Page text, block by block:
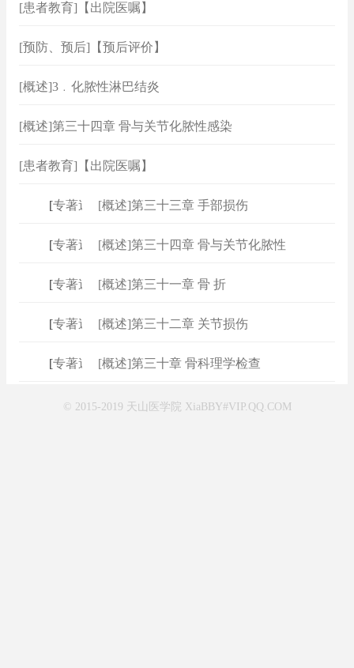
[患者教育]【出院医嘱】
[预防、预后]【预后评价】
[概述]3﹒化脓性淋巴结炎
[概述]第三十四章 骨与关节化脓性感染
[患者教育]【出院医嘱】
专著速查]
[概述]第三十三章 手部损伤
专著速查]
[概述]第三十四章 骨与关节化脓性
专著速查]
[概述]第三十一章 骨 折
专著速查]
[概述]第三十二章 关节损伤
专著速查]
[概述]第三十章 骨科理学检查
© 2015-2019 天山医学院 XiaBBY#VIP.QQ.COM